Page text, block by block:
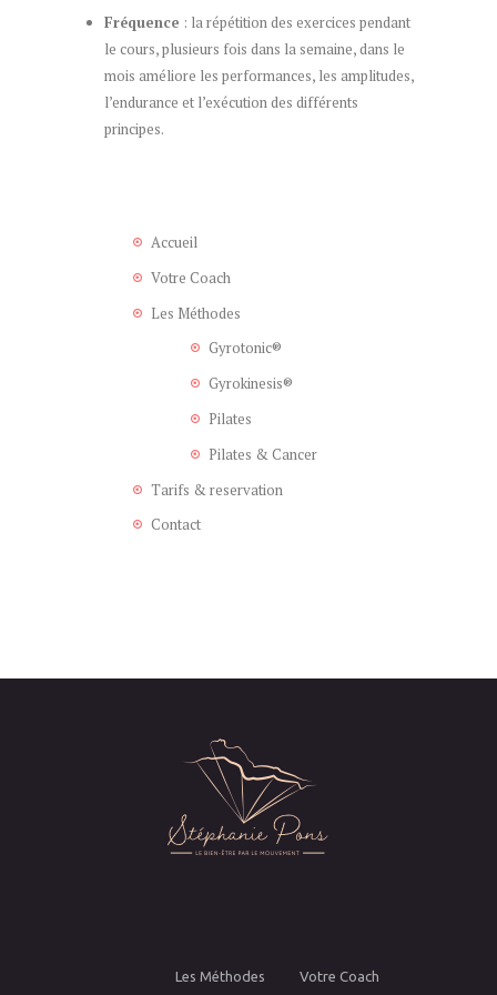
Fréquence : la répétition des exercices pendant
le cours, plusieurs fois dans la semaine, dans le
mois améliore les performances, les amplitudes,
l’endurance et l’exécution des différents
principes.
Accueil
Votre Coach
Les Méthodes
Gyrotonic®
Gyrokinesis®
Pilates
Pilates & Cancer
Tarifs & reservation
Contact
Les Méthodes Votre Coach